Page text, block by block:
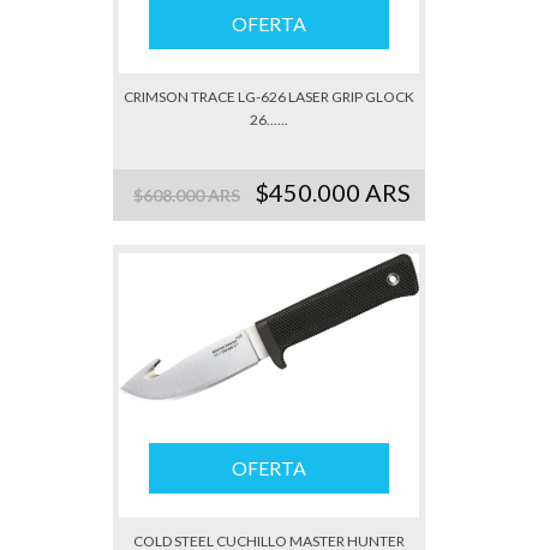
OFERTA
CRIMSON TRACE LG-626 LASER GRIP GLOCK
26......
$608.000 ARS $450.000 ARS
OFERTA
COLD STEEL CUCHILLO MASTER HUNTER